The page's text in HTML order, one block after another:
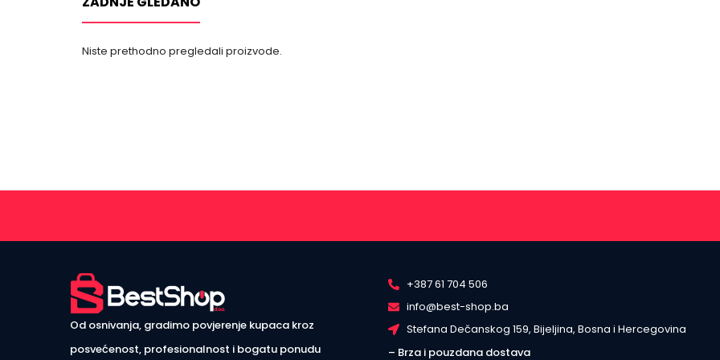
Niste prethodno pregledali proizvode.
Od osnivanja, gradimo povjerenje kupaca kroz
posvećenost, profesionalnost i bogatu ponudu
+387 61 704 506
info@best-shop.ba
Stefana Dečanskog 159, Bijeljina, Bosna i Hercegovina
– Brza i pouzdana dostava